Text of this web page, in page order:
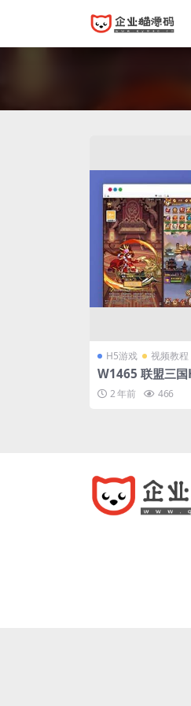
H5游戏 视频教程
W1465 联盟三国
力开发三网H5全
Linux服务端_通
2 年前 466